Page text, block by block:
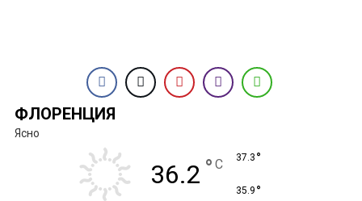
ФЛОРЕНЦИЯ
Ясно
36.2 ° C 37.3 °
35.9 °